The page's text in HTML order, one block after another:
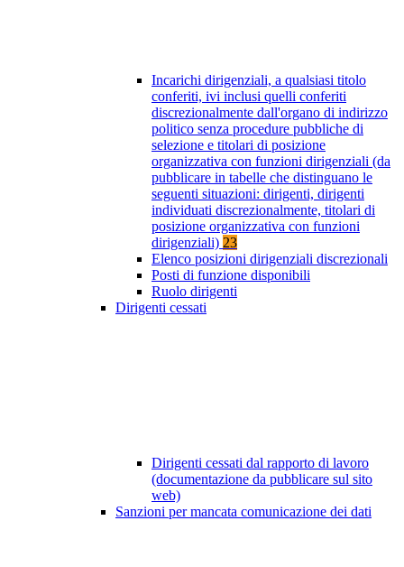
Incarichi dirigenziali, a qualsiasi titolo
conferiti, ivi inclusi quelli conferiti
discrezionalmente dall'organo di indirizzo
politico senza procedure pubbliche di
selezione e titolari di posizione
organizzativa con funzioni dirigenziali (da
pubblicare in tabelle che distinguano le
seguenti situazioni: dirigenti, dirigenti
individuati discrezionalmente, titolari di
posizione organizzativa con funzioni
dirigenziali) 23
Elenco posizioni dirigenziali discrezionali
Posti di funzione disponibili
Ruolo dirigenti
Dirigenti cessati
Dirigenti cessati dal rapporto di lavoro
(documentazione da pubblicare sul sito
web)
Sanzioni per mancata comunicazione dei dati